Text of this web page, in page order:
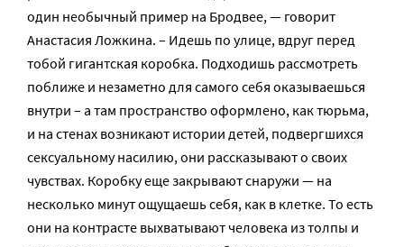
один необычный пример на Бродвее, — говорит
Анастасия Ложкина. – Идешь по улице, вдруг перед
тобой гигантская коробка. Подходишь рассмотреть
поближе и незаметно для самого себя оказываешься
внутри – а там пространство оформлено, как тюрьма,
и на стенах возникают истории детей, подвергшихся
сексуальному насилию, они рассказывают о своих
чувствах. Коробку еще закрывают снаружи — на
несколько минут ощущаешь себя, как в клетке. То есть
они на контрасте выхватывают человека из толпы и